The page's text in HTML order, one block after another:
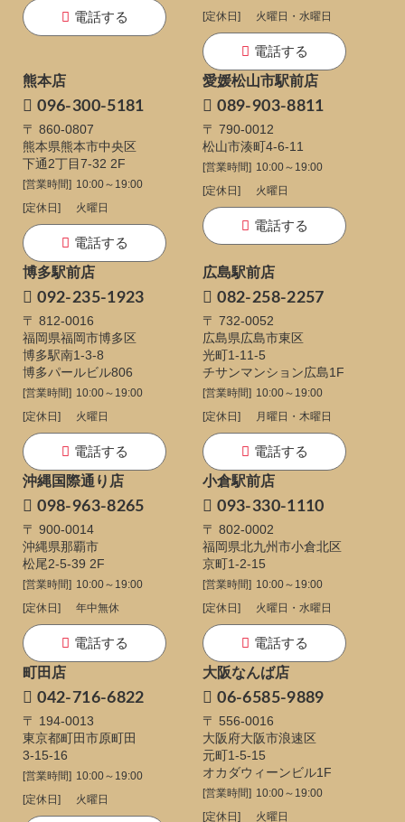
電話する
[定休日]
火曜日・水曜日
電話する
熊本店
096-300-5181
〒 860-0807
熊本県熊本市中央区
下通2丁目7-32 2F
[営業時間] 10:00～19:00
[定休日]
火曜日
電話する
愛媛松山市駅前店
089-903-8811
〒 790-0012
松山市湊町4-6-11
[営業時間] 10:00～19:00
[定休日]
火曜日
電話する
博多駅前店
092-235-1923
〒 812-0016
福岡県福岡市博多区
博多駅南1-3-8
博多パールビル806
[営業時間] 10:00～19:00
[定休日]
火曜日
電話する
広島駅前店
082-258-2257
〒 732-0052
広島県広島市東区
光町1-11-5
チサンマンション広島1F
[営業時間] 10:00～19:00
[定休日]
月曜日・木曜日
電話する
沖縄国際通り店
098-963-8265
〒 900-0014
沖縄県那覇市
松尾2-5-39 2F
[営業時間] 10:00～19:00
[定休日]
年中無休
電話する
小倉駅前店
093-330-1110
〒 802-0002
福岡県北九州市小倉北区
京町1-2-15
[営業時間] 10:00～19:00
[定休日]
火曜日・水曜日
電話する
町田店
042-716-6822
〒 194-0013
東京都町田市原町田
3-15-16
[営業時間] 10:00～19:00
[定休日]
火曜日
大阪なんば店
06-6585-9889
〒 556-0016
大阪府大阪市浪速区
元町1-5-15
オカダウィーンビル1F
[営業時間] 10:00～19:00
[定休日]
火曜日